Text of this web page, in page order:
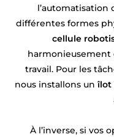
l’automatisation
différentes formes
cellule
travail. Pour les
nous installons un îlot
À l’inverse, si vos